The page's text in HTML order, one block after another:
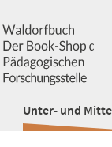
Unter- und